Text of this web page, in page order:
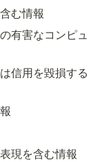
む情報
有害なコンピュ
信用を毀損する
現を含む情報